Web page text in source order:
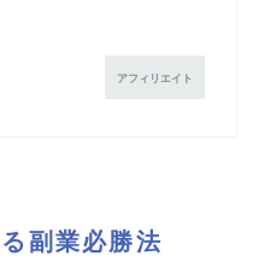
アフィリエイト
副業必勝法